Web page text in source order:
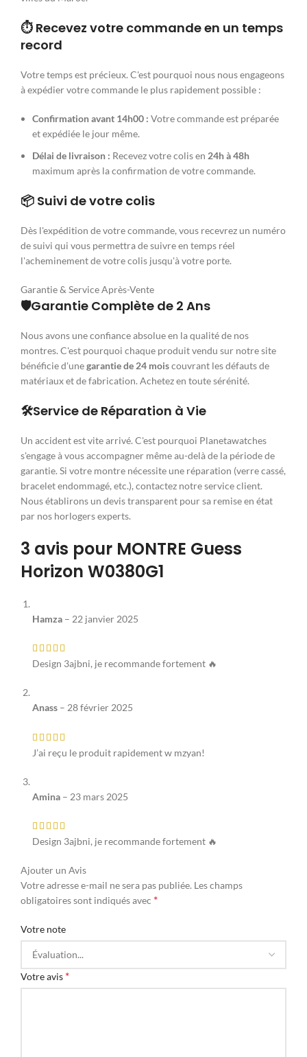
⏱️ Recevez votre commande en un temps
record
Votre temps est précieux. C'est pourquoi nous nous engageons
à expédier votre commande le plus rapidement possible :
Confirmation avant 14h00 : Votre commande est préparée
et expédiée le jour même.
Délai de livraison : Recevez votre colis en 24h à 48h
maximum après la confirmation de votre commande.
📦 Suivi de votre colis
Dès l'expédition de votre commande, vous recevrez un numéro
de suivi qui vous permettra de suivre en temps réel
l'acheminement de votre colis jusqu'à votre porte.
Garantie & Service Après-Vente
🛡️Garantie Complète de 2 Ans
Nous avons une confiance absolue en la qualité de nos
montres. C'est pourquoi chaque produit vendu sur notre site
bénéficie d'unegarantie de 24 moiscouvrant les défauts de
matériaux et de fabrication. Achetez en toute sérénité.
🛠️Service de Réparation à Vie
Un accident est vite arrivé. C'est pourquoi Planetawatches
s'engage à vous accompagner même au-delà de la période de
garantie. Si votre montre nécessite une réparation (verre cassé,
bracelet endommagé, etc.), contactez notre service client.
Nous établirons un devis transparent pour sa remise en état
par nos horlogers experts.
3 avis pour MONTRE Guess
Horizon W0380G1
Hamza – 22 janvier 2025
Design 3ajbni, je recommande fortement 🔥
Anass – 28 février 2025
J’ai reçu le produit rapidement w mzyan!
Amina – 23 mars 2025
Design 3ajbni, je recommande fortement 🔥
Ajouter un Avis
Votre adresse e-mail ne sera pas publiée. Les champs
obligatoires sont indiqués avec *
Votre note
Votre avis *